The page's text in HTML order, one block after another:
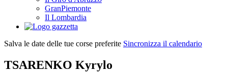
GranPiemonte
Il Lombardia
Salva le date delle tue corse preferite Sincronizza il calendario
TSARENKO Kyrylo